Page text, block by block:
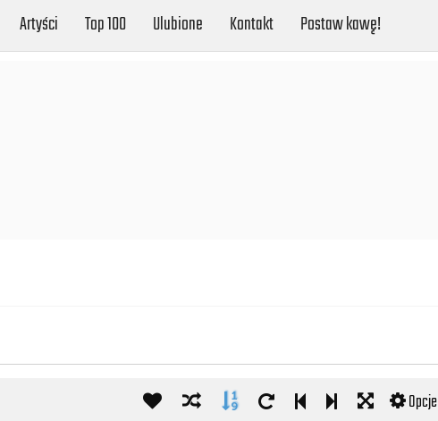
Artyści Top 100 Ulubione Kontakt Postaw kawę!
Opcje